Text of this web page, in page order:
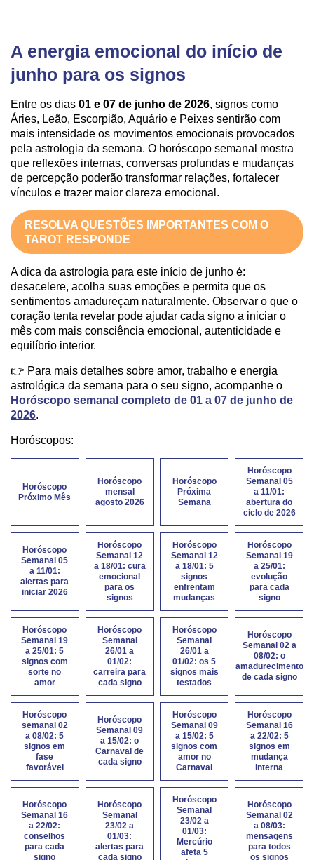
A energia emocional do início de
junho para os signos
Entre os dias 01 e 07 de junho de 2026, signos como
Áries, Leão, Escorpião, Aquário e Peixes sentirão com
mais intensidade os movimentos emocionais provocados
pela astrologia da semana. O horóscopo semanal mostra
que reflexões internas, conversas profundas e mudanças
de percepção poderão transformar relações, fortalecer
vínculos e trazer maior clareza emocional.
RESOLVA QUESTÕES IMPORTANTES COM O
TAROT RESPONDE
A dica da astrologia para este início de junho é:
desacelere, acolha suas emoções e permita que os
sentimentos amadureçam naturalmente. Observar o que o
coração tenta revelar pode ajudar cada signo a iniciar o
mês com mais consciência emocional, autenticidade e
equilíbrio interior.
👉 Para mais detalhes sobre amor, trabalho e energia
astrológica da semana para o seu signo, acompanhe o
Horóscopo semanal completo de 01 a 07 de junho de
2026.
Horóscopos:
Horóscopo
Próximo Mês
Horóscopo
mensal
agosto 2026
Horóscopo
Próxima
Semana
Horóscopo
Semanal 05
a 11/01:
abertura do
ciclo de 2026
Horóscopo
Semanal 05
a 11/01:
alertas para
iniciar 2026
Horóscopo
Semanal 12
a 18/01: cura
emocional
para os
signos
Horóscopo
Semanal 12
a 18/01: 5
signos
enfrentam
mudanças
Horóscopo
Semanal 19
a 25/01:
evolução
para cada
signo
Horóscopo
Semanal 19
a 25/01: 5
signos com
sorte no
amor
Horóscopo
Semanal
26/01 a
01/02:
carreira para
cada signo
Horóscopo
Semanal
26/01 a
01/02: os 5
signos mais
testados
Horóscopo
Semanal 02 a
08/02: o
amadurecimento
de cada signo
Horóscopo
semanal 02
a 08/02: 5
signos em
fase
favorável
Horóscopo
Semanal 09
a 15/02: o
Carnaval de
cada signo
Horóscopo
Semanal 09
a 15/02: 5
signos com
amor no
Carnaval
Horóscopo
Semanal 16
a 22/02: 5
signos em
mudança
interna
Horóscopo
Semanal 16
a 22/02:
conselhos
para cada
signo
Horóscopo
Semanal
23/02 a
01/03:
alertas para
cada signo
Horóscopo
Semanal
23/02 a
01/03:
Mercúrio
afeta 5
Horóscopo
Semanal 02
a 08/03:
mensagens
para todos
os signos